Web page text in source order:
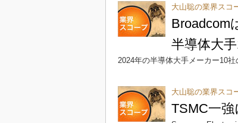
大山聡の業界スコ
Broadcom
半導体大
2024年の半導体大手メーカー10社
大山聡の業界スコ
TSMC一